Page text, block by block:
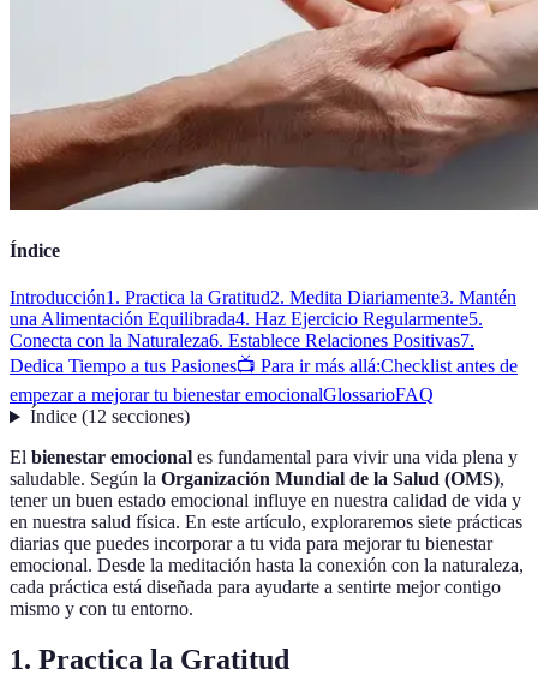
Índice
Introducción1. Practica la Gratitud2. Medita Diariamente3. Mantén
una Alimentación Equilibrada4. Haz Ejercicio Regularmente5.
Conecta con la Naturaleza6. Establece Relaciones Positivas7.
Dedica Tiempo a tus Pasiones📺 Para ir más allá:Checklist antes de
empezar a mejorar tu bienestar emocionalGlossarioFAQ
Índice(12 secciones)
El bienestar emocional es fundamental para vivir una vida plena y
saludable. Según la Organización Mundial de la Salud (OMS),
tener un buen estado emocional influye en nuestra calidad de vida y
en nuestra salud física. En este artículo, exploraremos siete prácticas
diarias que puedes incorporar a tu vida para mejorar tu bienestar
emocional. Desde la meditación hasta la conexión con la naturaleza,
cada práctica está diseñada para ayudarte a sentirte mejor contigo
mismo y con tu entorno.
1. Practica la Gratitud